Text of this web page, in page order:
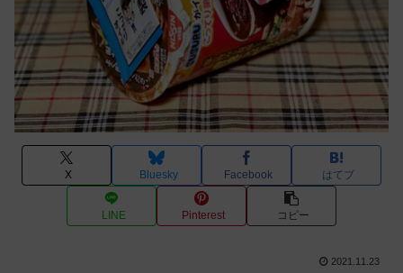
X Bluesky Facebook はてブ
LINE Pinterest コピー
2021.11.23